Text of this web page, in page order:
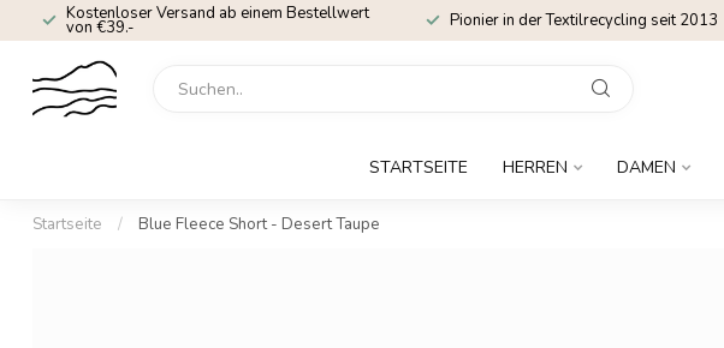
Kostenloser Versand ab einem Bestellwert
von €39.- Pionier in der Textilrecycling seit 2013
STARTSEITE HERREN DAMEN
Startseite / Blue Fleece Short - Desert Taupe